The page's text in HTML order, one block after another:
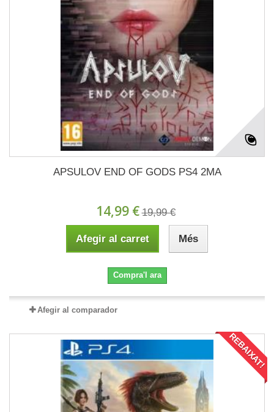
APSULOV END OF GODS PS4 2MA
14,99 € 19,99 €
Afegir al carret Més
Compra'l ara
Afegir al comparador
REBAIXAT!